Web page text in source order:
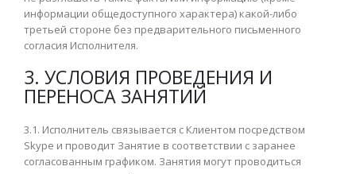
информации общедоступного характера) какой-либо
третьей стороне без предварительного письменного
согласия Исполнителя.
3. УСЛОВИЯ ПРОВЕДЕНИЯ И
ПЕРЕНОСА ЗАНЯТИЙ
3.1. Исполнитель связывается с Клиентом посредством
Skype и проводит Занятие в соответствии с заранее
согласованным графиком. Занятия могут проводиться